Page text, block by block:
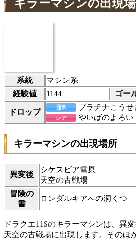
キラーマシンの出現
系統
マシン系
経験値
1144 ゴー
ドロップ
通常 プラチナこうせ
レア やいばのよろい
キラーマシンの出現場所
異変後
シケスビア雪原
天空の古戦場
冒険の
書
ロンダルキアへの洞くつ
ドラクエ11Sのキラーマシンは、異
天空の古戦場に出現します。そのほ